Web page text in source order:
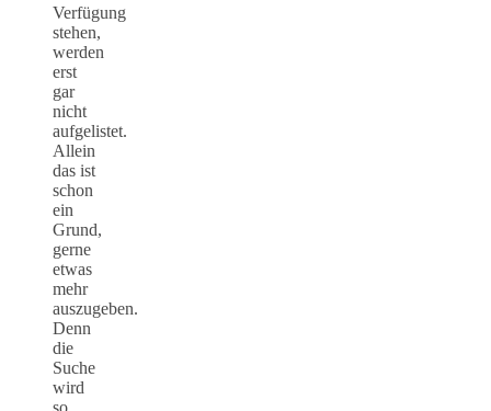
Verfügung
stehen,
werden
erst
gar
nicht
aufgelistet.
Allein
das ist
schon
ein
Grund,
gerne
etwas
mehr
auszugeben.
Denn
die
Suche
wird